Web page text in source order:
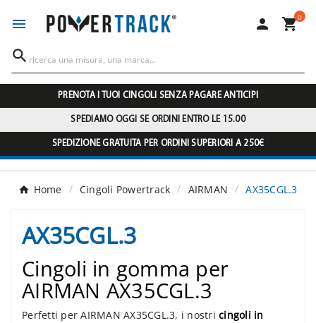
  0

PRENOTA I TUOI CINGOLI SENZA PAGARE ANTICIPI
SPEDIAMO OGGI SE ORDINI ENTRO LE 15.00
SPEDIZIONE GRATUITA PER ORDINI SUPERIORI A 250€
Home Cingoli Powertrack AIRMAN AX35CGL.3
AX35CGL.3
Cingoli in gomma per
AIRMAN AX35CGL.3
Perfetti per AIRMAN AX35CGL.3, i nostri cingoli in